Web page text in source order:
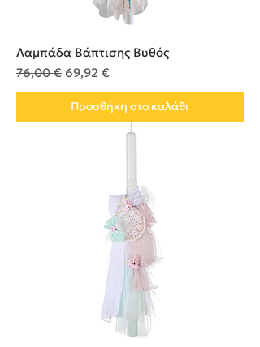
Λαμπάδα Βάπτισης Βυθός
Κανονική τιμή
76,00 € Τιμή Έκπτωσης
69,92 €
Προσθήκη στο καλάθι